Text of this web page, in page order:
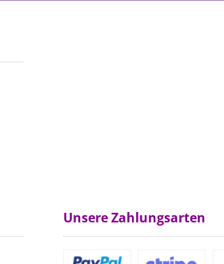
Unsere Zahlungsarten